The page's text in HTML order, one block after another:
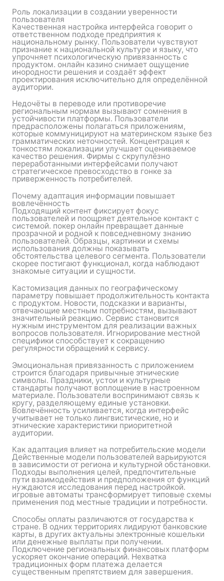
Роль локализации в создании уверенности
пользователя
Качественная настройка интерфейса говорит о
ответственном подходе предприятия к
национальному рынку. Пользователи чувствуют
признание к национальной культуре и языку, что
упрочняет психологическую привязанность с
продуктом. онлайн казино снимает ощущение
инородности решения и создаёт эффект
проектирования исключительно для определённой
аудитории.
Недочёты в переводе или противоречие
региональным нормам вызывают сомнения в
устойчивости платформы. Пользователи
предрасположены полагаться приложениям,
которые коммуницируют на материнском языке без
грамматических неточностей. Концентрация к
тонкостям локализации улучшает оцениваемое
качество решения. Фирмы с скрупулёзно
переработанными интерфейсами получают
стратегическое превосходство в гонке за
приверженность потребителей.
Почему адаптация информации повышает
вовлечённость
Подходящий контент фиксирует фокус
пользователей и поощряет деятельное контакт с
системой. покер онлайн превращает данные
прозрачной и родной к повседневному знанию
пользователей. Образцы, картинки и схемы
использования должны показывать
обстоятельства целевого сегмента. Пользователи
скорее постигают функционал, когда наблюдают
знакомые ситуации и сущности.
Кастомизация данных по географическому
параметру повышает продолжительность контакта
с продуктом. Новости, подсказки и варианты,
отвечающие местным потребностям, вызывают
значительный реакцию. Сервис становится
нужным инструментом для реализации важных
вопросов пользователя. Игнорирование местной
специфики способствует к сокращению
регулярности обращений к сервису.
Эмоциональная привязанность с приложением
строится благодаря привычные этнические
символы. Праздники, устои и культурные
стандарты получают воплощение в настроенном
материале. Пользователи воспринимают связь к
кругу, разделяющему единые установки.
Вовлечённость усиливается, когда интерфейс
учитывает не только лингвистические, но и
этнические характеристики приоритетной
аудитории.
Как адаптация влияет на потребительские модели
Действенные модели пользователей варьируются
в зависимости от региона и культурной обстановки.
Подходы выполнения целей, предпочтительные
пути взаимодействия и предположения от функций
нуждаются исследования перед настройкой.
игровые автоматы трансформирует типовые схемы
применения под местные традиции и потребности.
Способы оплаты различаются от государства к
стране. В одних территориях лидируют банковские
карты, в других актуальны электронные кошельки
или денежные выплаты при получении.
Подключение региональных финансовых платформ
ускоряет окончание операций. Нехватка
традиционных форм платежа делается
существенным препятствием для завершения.